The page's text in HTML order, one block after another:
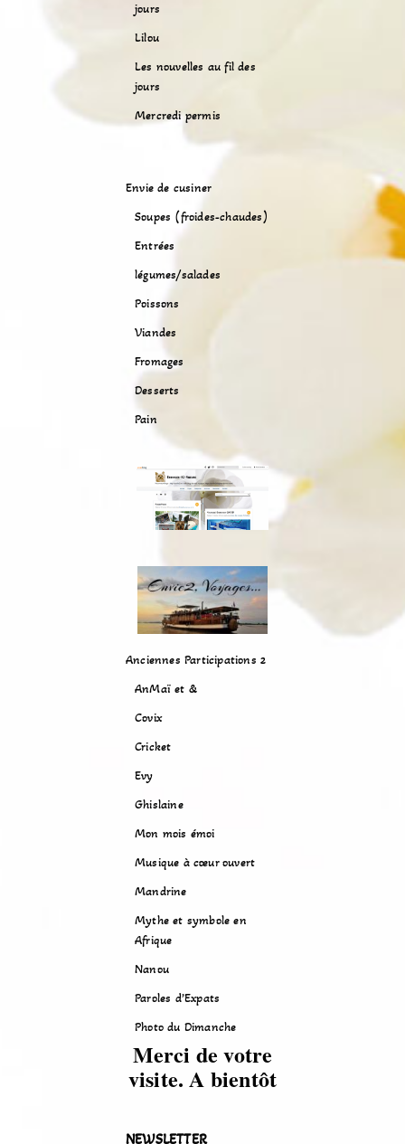
jours
Lilou
Les nouvelles au fil des
jours
Mercredi permis
Envie de cusiner
Soupes (froides-chaudes)
Entrées
légumes/salades
Poissons
Viandes
Fromages
Desserts
Pain
Anciennes Participations 2
AnMaï et &
Covix
Cricket
Evy
Ghislaine
Mon mois émoi
Musique à cœur ouvert
Mandrine
Mythe et symbole en
Afrique
Nanou
Paroles d’Expats
Photo du Dimanche
Merci de votre
visite. A bientôt
NEWSLETTER